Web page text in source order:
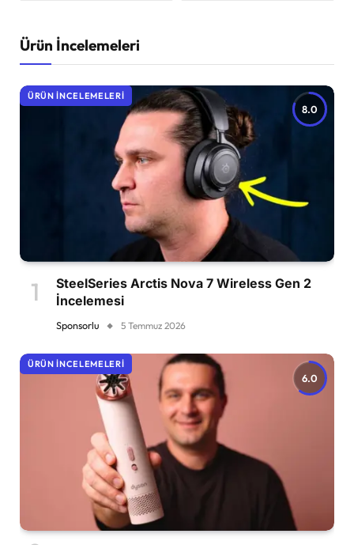
Ürün İncelemeleri
8.0
ÜRÜN İNCELEMELERI
SteelSeries Arctis Nova 7 Wireless Gen 2
İncelemesi
Sponsorlu 5 Temmuz 2026
6.0
ÜRÜN İNCELEMELERI